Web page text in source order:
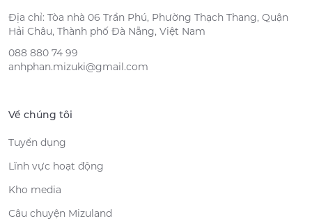
Địa chỉ: Tòa nhà 06 Trần Phú, Phường Thạch Thang, Quận
Hải Châu, Thành phố Đà Nẵng, Việt Nam
088 880 74 99
anhphan.mizuki@gmail.com
Về chúng tôi
Tuyển dụng
Lĩnh vực hoạt động
Kho media
Câu chuyện Mizuland